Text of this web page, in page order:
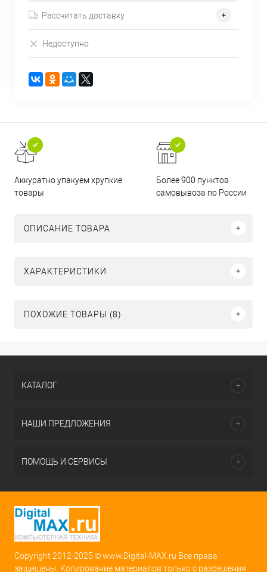
Рассчитать доставку
Недоступно
Аккуратно упакуем хрупкие
товары
Более 900 пунктов
самовывоза по России
ОПИСАНИЕ ТОВАРА
ХАРАКТЕРИСТИКИ
ПОХОЖИЕ ТОВАРЫ (8)
КАТАЛОГ
НАШИ ПРЕДЛОЖЕНИЯ
ПОМОЩЬ И СЕРВИСЫ
Copyright 2012-2025 © www.Digital-MAX.ru Все права
защищены. Копирование материалов только с разрешения